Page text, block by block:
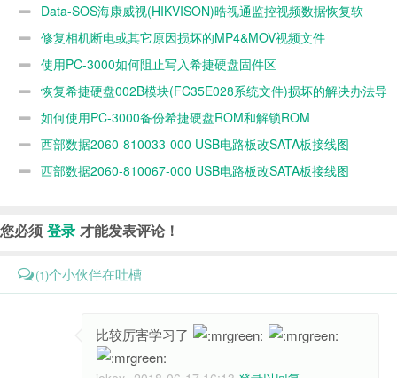
盘固件,型号
和供应商以便
恢复NAS存储
服务器数据并
使其正常工作
例
Data-SOS海康威视(HIKVISON)晧视通监控视频数据恢复软
件 修复相机断电或其它原因损坏的MP4&MOV视频文件
使用PC-3000如何阻止写入希捷硬盘固件区
恢复希捷硬盘002B模块(FC35E028系统文件)损坏的解决办法导
致硬盘容量为0 MB数据的方法
如何使用PC-3000备份希捷硬盘ROM和解锁ROM
西部数据2060-810033-000 USB电路板改SATA板接线图
西部数据2060-810067-000 USB电路板改SATA板接线图
您必须 登录 才能发表评论！
(1)个小伙伴在吐槽
比较厉害学习了